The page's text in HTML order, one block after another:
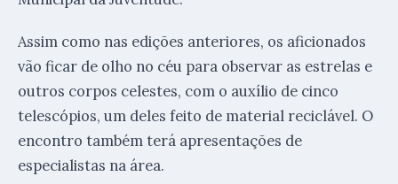
Assim como nas edições anteriores, os aficionados
vão ficar de olho no céu para observar as estrelas e
outros corpos celestes, com o auxílio de cinco
telescópios, um deles feito de material reciclável. O
encontro também terá apresentações de
especialistas na área.